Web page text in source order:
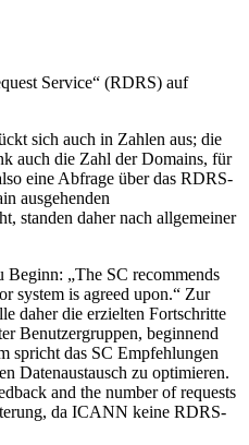
Service“ (RDRS) auf
sich auch in Zahlen aus; die
auch die Zahl der Domains, für
eine Abfrage über das RDRS-
ausgehenden
standen daher nach allgemeiner
„The SC recommends
system is agreed upon.“ Zur
daher die erzielten Fortschritte
Benutzergruppen, beginnend
spricht das SC Empfehlungen
Datenaustausch zu optimieren.
and the number of requests
da ICANN keine RDRS-